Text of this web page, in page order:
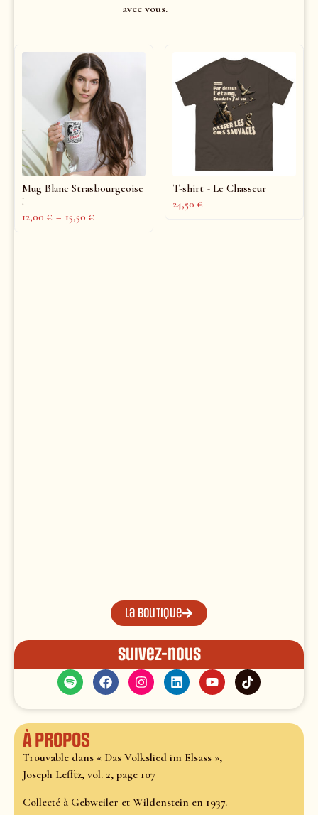
avec vous.
Mug Blanc Strasbourgeoise
!
12,00 € – 15,50 €
T-shirt - Le Chasseur
24,50 €
La boutique
Suivez-nous
À propos
Trouvable dans « Das Volkslied im Elsass »,
Joseph Lefftz, vol. 2, page 107
Collecté à Gebweiler et Wildenstein en 1937.